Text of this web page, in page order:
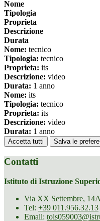
Nome
Tipologia
Proprieta
Descrizione
Durata
Nome: tecnico
Tipologia: tecnico
Proprieta: its
Descrizione: video
Durata: 1 anno
Nome: its
Tipologia: tecnico
Proprieta: its
Descrizione: video
Durata: 1 anno
Accetta tutti Salva le
Contatti
Istituto di Istruzione
Via XX Settembre,
Tel: +39 011.956.32.13
Email: